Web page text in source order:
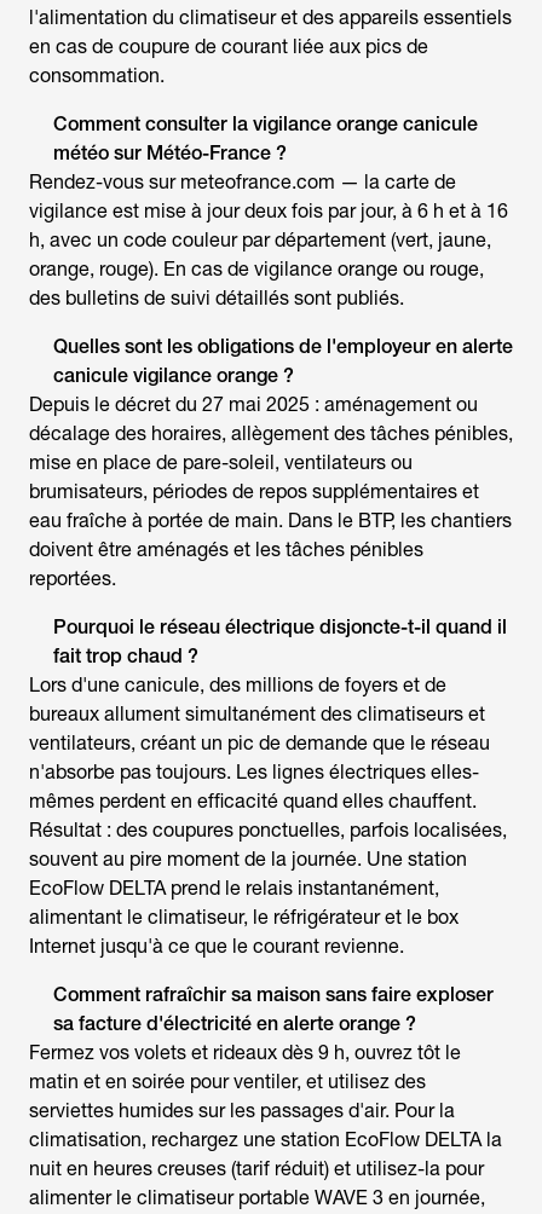
l'alimentation du climatiseur et des appareils essentiels
en cas de coupure de courant liée aux pics de
consommation.
Comment consulter la vigilance orange canicule
météo sur Météo-France ?
Rendez-vous sur meteofrance.com — la carte de
vigilance est mise à jour deux fois par jour, à 6 h et à 16
h, avec un code couleur par département (vert, jaune,
orange, rouge). En cas de vigilance orange ou rouge,
des bulletins de suivi détaillés sont publiés.
Quelles sont les obligations de l'employeur en alerte
canicule vigilance orange ?
Depuis le décret du 27 mai 2025 : aménagement ou
décalage des horaires, allègement des tâches pénibles,
mise en place de pare-soleil, ventilateurs ou
brumisateurs, périodes de repos supplémentaires et
eau fraîche à portée de main. Dans le BTP, les chantiers
doivent être aménagés et les tâches pénibles
reportées.
Pourquoi le réseau électrique disjoncte-t-il quand il
fait trop chaud ?
Lors d'une canicule, des millions de foyers et de
bureaux allument simultanément des climatiseurs et
ventilateurs, créant un pic de demande que le réseau
n'absorbe pas toujours. Les lignes électriques elles-
mêmes perdent en efficacité quand elles chauffent.
Résultat : des coupures ponctuelles, parfois localisées,
souvent au pire moment de la journée. Une station
EcoFlow DELTA prend le relais instantanément,
alimentant le climatiseur, le réfrigérateur et le box
Internet jusqu'à ce que le courant revienne.
Comment rafraîchir sa maison sans faire exploser
sa facture d'électricité en alerte orange ?
Fermez vos volets et rideaux dès 9 h, ouvrez tôt le
matin et en soirée pour ventiler, et utilisez des
serviettes humides sur les passages d'air. Pour la
climatisation, rechargez une station EcoFlow DELTA la
nuit en heures creuses (tarif réduit) et utilisez-la pour
alimenter le climatiseur portable WAVE 3 en journée,